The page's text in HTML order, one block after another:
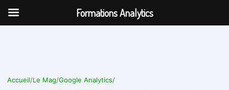
Aller
Accueil/Le Mag/Google Analytics/
Formations Analytics